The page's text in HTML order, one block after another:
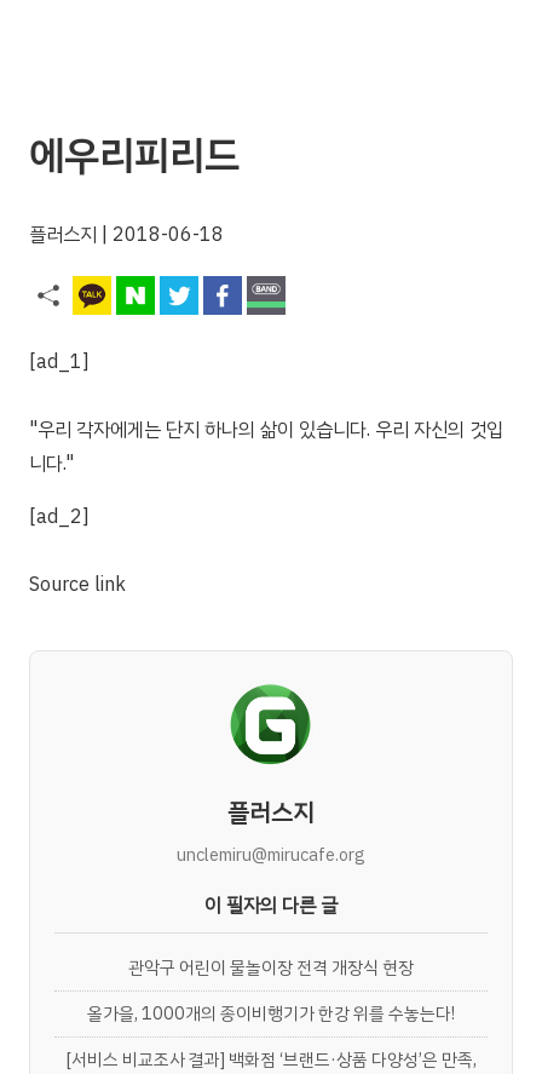
에우리피리드
플러스지 | 2018-06-18
[ad_1]
"우리 각자에게는 단지 하나의 삶이 있습니다. 우리 자신의 것입
니다."
[ad_2]
Source link
플러스지
unclemiru@mirucafe.org
이 필자의 다른 글
관악구 어린이 물놀이장 전격 개장식 현장
올가을, 1000개의 종이비행기가 한강 위를 수놓는다!
[서비스 비교조사 결과] 백화점 ‘브랜드·상품 다양성’은 만족,